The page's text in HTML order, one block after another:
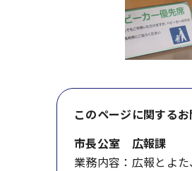
このページに関する
市長公室 広報課
業務内容：広報とよ